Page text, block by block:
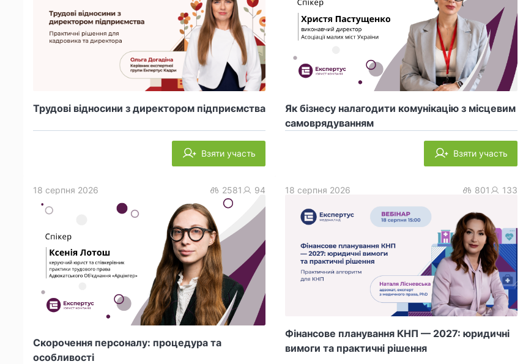
Трудові відносини з директором підприємства
Взяти участь
Як бізнесу налагодити комунікацію з місцевим
самоврядуванням
Взяти участь
Скорочення персоналу: процедура та
особливості
18 серпня 2026 2581 94
Фінансове планування КНП — 2027: юридичні
вимоги та практичні рішення
18 серпня 2026 801 133